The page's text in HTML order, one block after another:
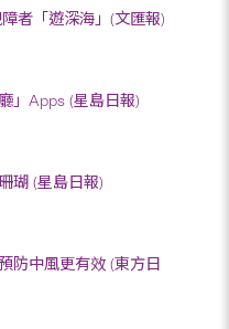
者「遊深海」(文匯報)
」Apps (星島日報)
瑚 (星島日報)
防中風更有效 (東方日